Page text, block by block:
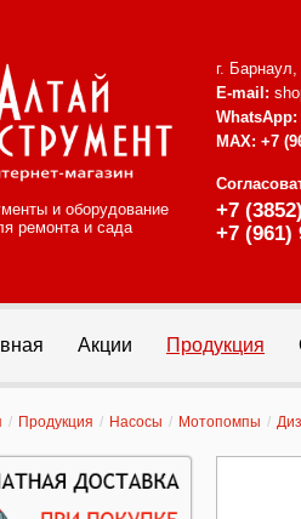
и оборудование
ремонта и сада
г.
E-mail:
WhatsApp:
MAX: +7
+7
+7 (961)
Акции Продукция
/ Продукция / Насосы / Мотопомпы /